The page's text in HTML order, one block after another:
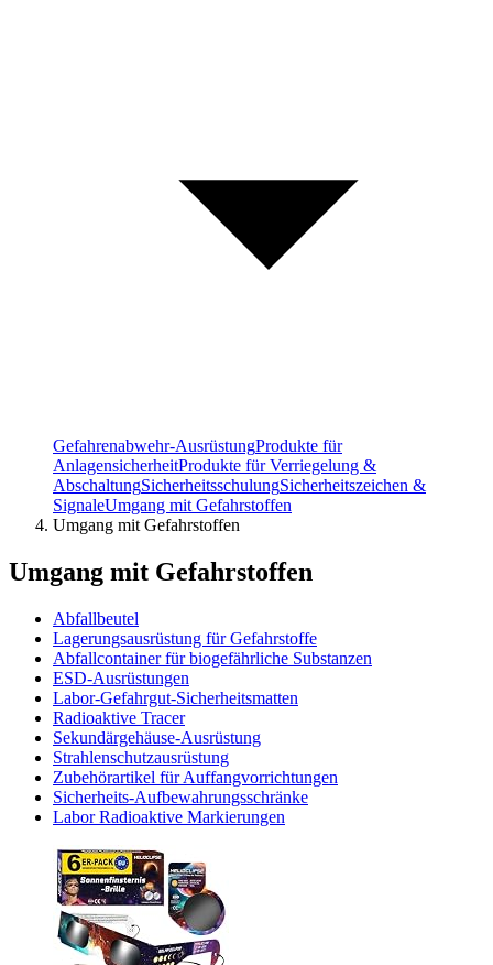
Gefahrenabwehr-AusrüstungProdukte für
AnlagensicherheitProdukte für Verriegelung &
AbschaltungSicherheitsschulungSicherheitszeichen &
SignaleUmgang mit Gefahrstoffen
Umgang mit Gefahrstoffen
Umgang mit Gefahrstoffen
Abfallbeutel
Lagerungsausrüstung für Gefahrstoffe
Abfallcontainer für biogefährliche Substanzen
ESD-Ausrüstungen
Labor-Gefahrgut-Sicherheitsmatten
Radioaktive Tracer
Sekundärgehäuse-Ausrüstung
Strahlenschutzausrüstung
Zubehörartikel für Auffangvorrichtungen
Sicherheits-Aufbewahrungsschränke
Labor Radioaktive Markierungen